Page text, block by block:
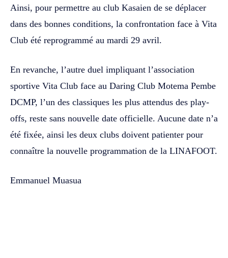
Ainsi, pour permettre au club Kasaien de se déplacer
dans des bonnes conditions, la confrontation face à Vita
Club été reprogrammé au mardi 29 avril.
En revanche, l’autre duel impliquant l’association
sportive Vita Club face au Daring Club Motema Pembe
DCMP, l’un des classiques les plus attendus des play-
offs, reste sans nouvelle date officielle. Aucune date n’a
été fixée, ainsi les deux clubs doivent patienter pour
connaître la nouvelle programmation de la LINAFOOT.
Emmanuel Muasua